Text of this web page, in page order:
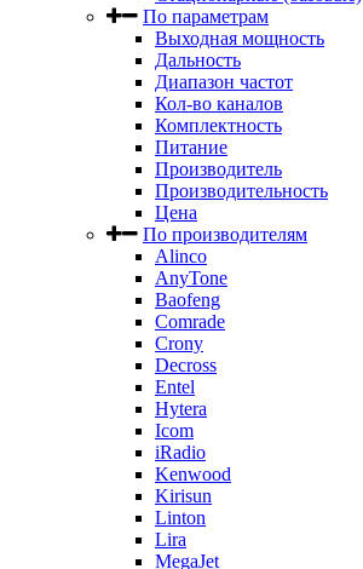
По параметрам
Выходная мощность
Дальность
Диапазон частот
Кол-во каналов
Комплектность
Питание
Производитель
Производительность
Цена
По производителям
Alinco
AnyTone
Baofeng
Comrade
Crony
Decross
Entel
Hytera
Icom
iRadio
Kenwood
Kirisun
Linton
Lira
MegaJet